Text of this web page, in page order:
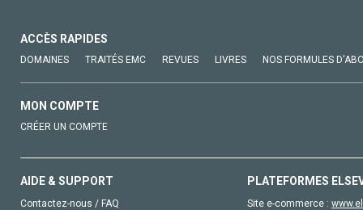
ACCÈS RAPIDES
DOMAINES TRAITÉS EMC REVUES LIVRES NOS FORMULES
MON COMPTE
CRÉER UN COMPTE
AIDE & SUPPORT
Contactez-nous / FAQ
PLATEFORMES
Site e-commerce :